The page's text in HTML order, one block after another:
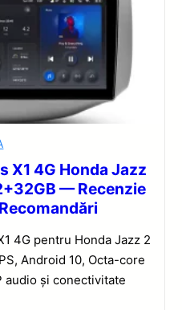
X1 4G Honda Jazz
— Recenzie
4G pentru Honda Jazz 2
Android 10, Octa-core
audio și conectivitate